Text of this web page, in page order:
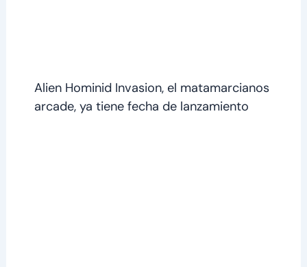
Alien Hominid Invasion, el matamarcianos
arcade, ya tiene fecha de lanzamiento